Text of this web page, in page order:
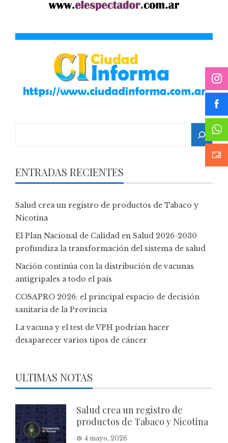
ENTRADAS RECIENTES
Salud crea un registro de productos de Tabaco y
Nicotina
El Plan Nacional de Calidad en Salud 2026-2030
profundiza la transformación del sistema de salud
Nación continúa con la distribución de vacunas
antigripales a todo el país
COSAPRO 2026: el principal espacio de decisión
sanitaria de la Provincia
La vacuna y el test de VPH podrían hacer
desaparecer varios tipos de cáncer
ULTIMAS NOTAS
Salud crea un registro de
productos de Tabaco y Nicotina
4 mayo, 2026